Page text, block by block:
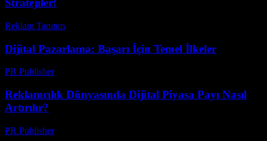
Stratejiler!
Reklam Tanıtım
Dijital Pazarlama: Başarı İçin Temel İlkeler
PR Publisher-
Reklamcılık Dünyasında Dijital Piyasa Payı Nasıl
Artırılır?
PR Publisher-